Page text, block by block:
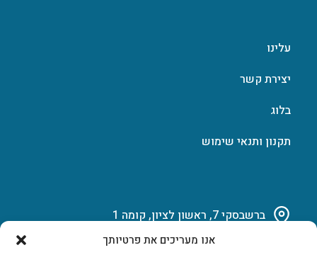
אנו מעריכים את פרטיותך
עלינו
יצירת קשר
בלוג
תקנון ותנאי שימוש
ברשבסקי 7, ראשון לציון, קומה 1